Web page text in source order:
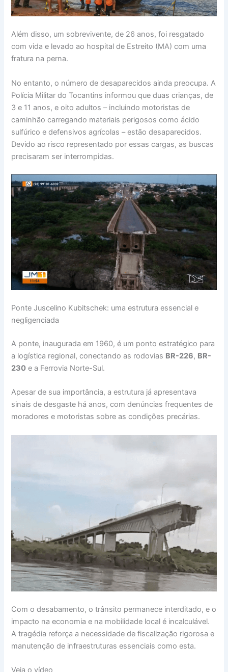
Além disso, um sobrevivente, de 26 anos, foi resgatado
com vida e levado ao hospital de Estreito (MA) com uma
fratura na perna.
No entanto, o número de desaparecidos ainda preocupa. A
Polícia Militar do Tocantins informou que duas crianças, de
3 e 11 anos, e oito adultos – incluindo motoristas de
caminhão carregando materiais perigosos como ácido
sulfúrico e defensivos agrícolas – estão desaparecidos.
Devido ao risco representado por essas cargas, as buscas
precisaram ser interrompidas.
Ponte Juscelino Kubitschek: uma estrutura essencial e
negligenciada
A ponte, inaugurada em 1960, é um ponto estratégico para
a logística regional, conectando as rodovias BR-226, BR-
230 e a Ferrovia Norte-Sul.
Apesar de sua importância, a estrutura já apresentava
sinais de desgaste há anos, com denúncias frequentes de
moradores e motoristas sobre as condições precárias.
Com o desabamento, o trânsito permanece interditado, e o
impacto na economia e na mobilidade local é incalculável.
A tragédia reforça a necessidade de fiscalização rigorosa e
manutenção de infraestruturas essenciais como esta.